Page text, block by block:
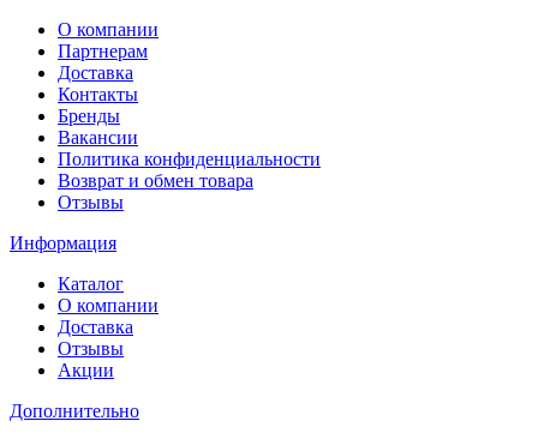
О компании
Партнерам
Доставка
Контакты
Бренды
Вакансии
Политика конфиденциальности
Возврат и обмен товара
Отзывы
Информация
Каталог
О компании
Доставка
Отзывы
Акции
Дополнительно